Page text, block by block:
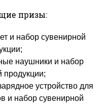
призы:
и набор сувенирной
наушники и набор
продукции;
устройство для
и набор сувенирной